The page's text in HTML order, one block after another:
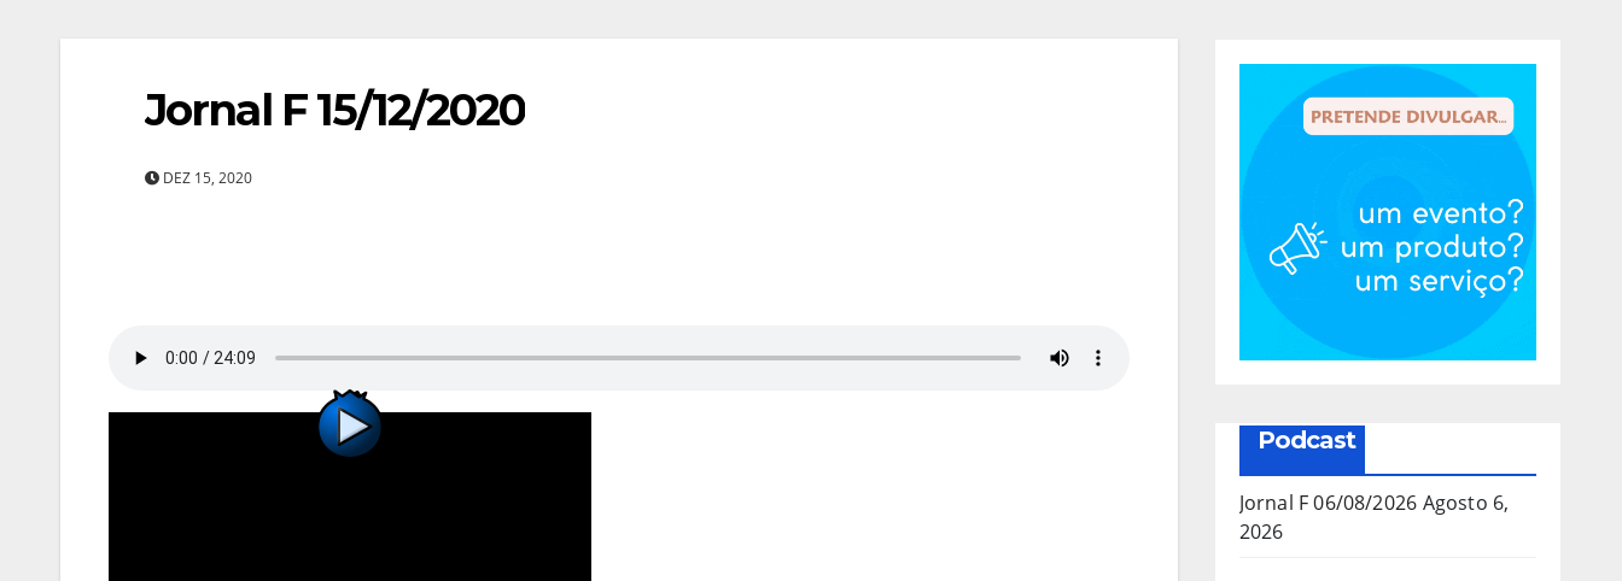
Jornal F 15/12/2020
DEZ 15, 2020
Podcast
Jornal F 06/08/2026 Agosto 6,
2026